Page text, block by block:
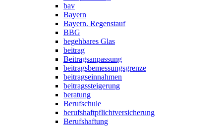
bav
Bayern
Bayern. Regenstauf
BBG
begehbares Glas
beitrag
Beitragsanpassung
beitragsbemessungsgrenze
beitragseinnahmen
beitragssteigerung
beratung
Berufschule
berufshaftpflichtversicherung
Berufshaftung